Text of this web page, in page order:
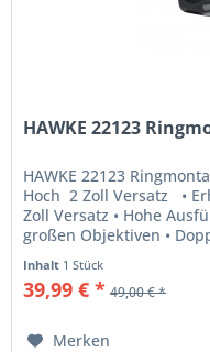
HAWKE 22123
HAWKE 22123
Hoch 2 Zoll Versatz •
Zoll Versatz • Hohe
großen Objektiven •
Inhalt 1 Stück
39,99 € * 49,00 € *
Merken